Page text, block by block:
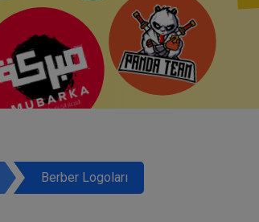
Berber Logoları